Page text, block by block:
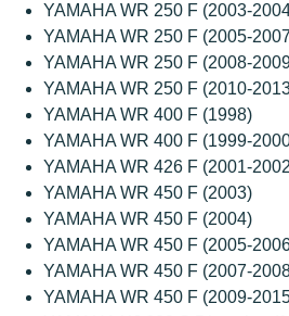
YAMAHA WR 250 F (2003-
YAMAHA WR 250 F (2005-
YAMAHA WR 250 F (2008-
YAMAHA WR 250 F (2010-
YAMAHA WR 400 F (1998)
YAMAHA WR 400 F (1999-
YAMAHA WR 426 F (2001-
YAMAHA WR 450 F (2003)
YAMAHA WR 450 F (2004)
YAMAHA WR 450 F (2005-
YAMAHA WR 450 F (2007-
YAMAHA WR 450 F (2009-